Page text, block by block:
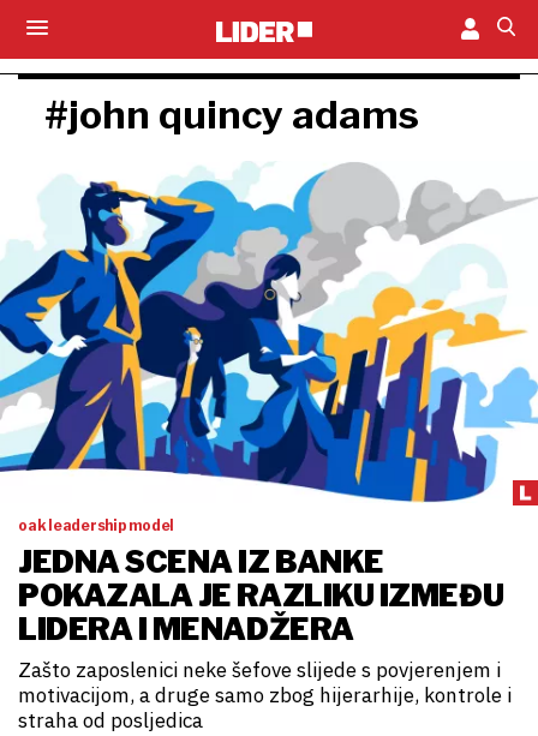
#john quincy adams
oak leadership model
JEDNA SCENA IZ BANKE
POKAZALA JE RAZLIKU IZMEĐU
LIDERA I MENADŽERA
Zašto zaposlenici neke šefove slijede s povjerenjem i
motivacijom, a druge samo zbog hijerarhije, kontrole i
straha od posljedica